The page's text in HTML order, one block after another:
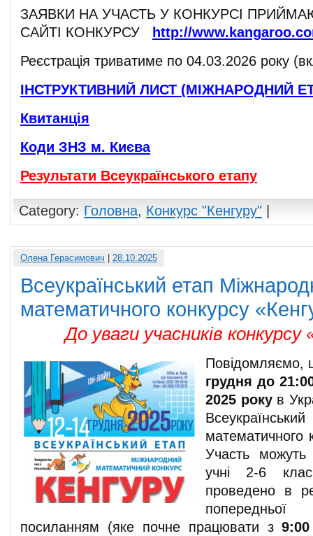
ЗАЯВКИ НА УЧАСТЬ У КОНКУРСІ
САЙТІ КОНКУРСУ http://
Реєстрація триватиме по 04.03.2026 року
ІНСТРУКТИВНИЙ ЛИСТ (МІЖНАРОДНИЙ
Квитанція
Коди ЗНЗ м. Києва
Результати Всеукраїнського етапу
Category: Головна, Конкурс "Кенгуру" |
Олена Герасимович | 28.10.2025
Всеукраїнський етап
математичного конкурсу
До уваги учасників конкурсу
Повідомляємо,
грудня до
2025 року в
математичного
Участь можуть
учні 2-6
проведено в
посиланням (яке почне працювати з9:00